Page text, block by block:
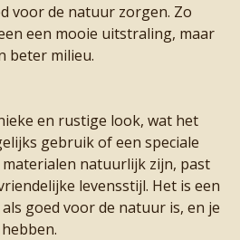
voor de natuur zorgen. Zo
een mooie uitstraling, maar
beter milieu.
en rustige look, wat het
gebruik of een speciale
materialen natuurlijk zijn, past
levensstijl. Het is een
goed voor de natuur is, en je